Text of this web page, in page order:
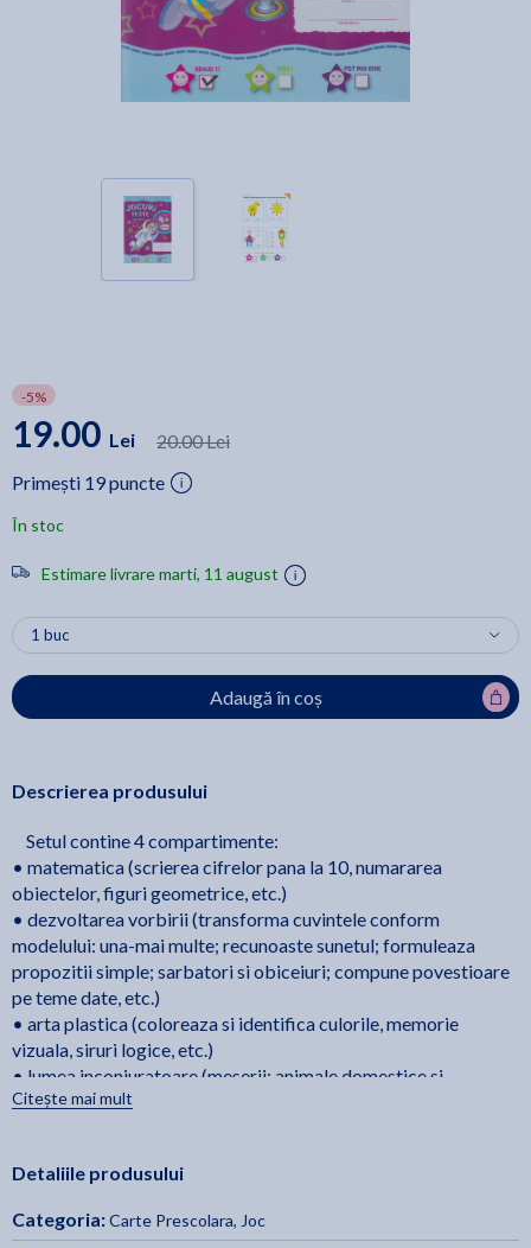
-5%
19.00 Lei
20.00 Lei
Primești 19 puncte
În stoc
Estimare livrare marti, 11 august
Adaugă în coș
Descrierea produsului
Setul contine 4 compartimente:
• matematica (scrierea cifrelor pana la 10, numararea
obiectelor, figuri geometrice, etc.)
• dezvoltarea vorbirii (transforma cuvintele conform
modelului: una-mai multe; recunoaste sunetul; formuleaza
propozitii simple; sarbatori si obiceiuri; compune povestioare
pe teme date, etc.)
• arta plastica (coloreaza si identifica culorile, memorie
vizuala, siruri logice, etc.)
• lumea inconjuratoare (meserii; animale domestice si
salbatice; fructe-legume, etc.)
Citește mai mult
Detaliile produsului
Categoria:Carte Prescolara, Joc